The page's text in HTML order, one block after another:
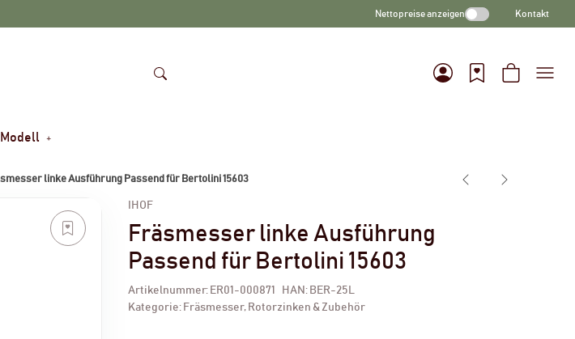
Nettopreise anzeigen Kontakt
linke Ausführung Passend für Bertolini 15603
IHOF
Fräsmesser linke Ausführung
Passend für Bertolini 15603
Artikelnummer: ER01-000871 HAN: BER-25L
Kategorie: Fräsmesser, Rotorzinken & Zubehör